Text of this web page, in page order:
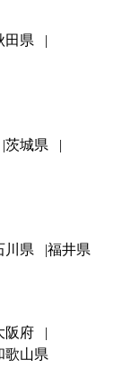
田県
茨城県
川県 福井県
阪府
歌山県